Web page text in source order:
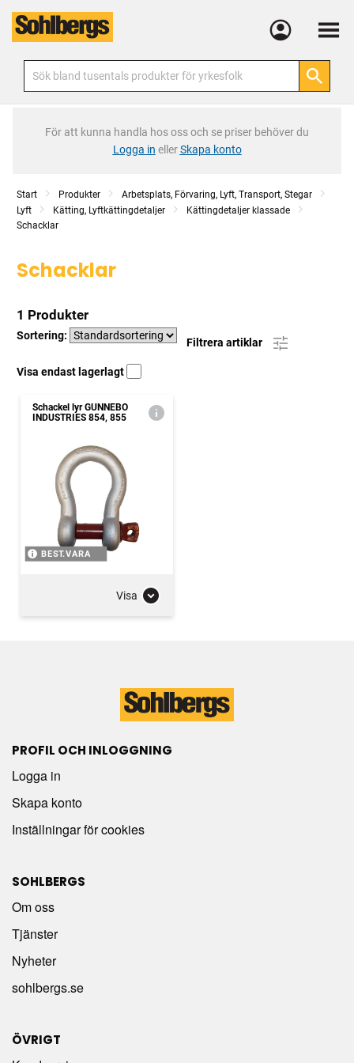
Meny
För att kunna handla hos oss och se priser behöver du
Logga in ellerSkapa konto
Start Produkter
Arbetsplats, Förvaring, Lyft, Transport, Stegar
Lyft
Kätting, Lyftkättingdetaljer
Kättingdetaljer klassade
Schacklar
Schacklar
1 Produkter
Sortering:
Filtrera artiklar
Visa endast lagerlagt
Schackel lyr GUNNEBO
INDUSTRIES 854, 855
BEST.VARA
Visa
PROFIL OCH INLOGGNING
Logga in
Skapa konto
Inställningar för cookies
SOHLBERGS
Om oss
Tjänster
Nyheter
sohlbergs.se
ÖVRIGT